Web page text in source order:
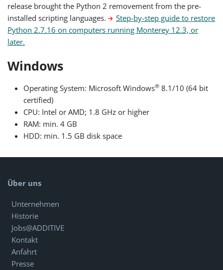
release brought the Python 2 removement from the pre-
installed scripting languages.
Step-by-step guide to restore
Python 2.7.16 on computers running Monterey 12.3, or
later.
Windows
Operating System: Microsoft Windows® 8.1/10 (64 bit
certified)
CPU: Intel or AMD; 1.8 GHz or higher
RAM: min. 4 GB
HDD: min. 1.5 GB disk space
Über uns
Unternehmen
Historie
Jobs@ADDITIVE
Kontakt
Anfahrt
Presse